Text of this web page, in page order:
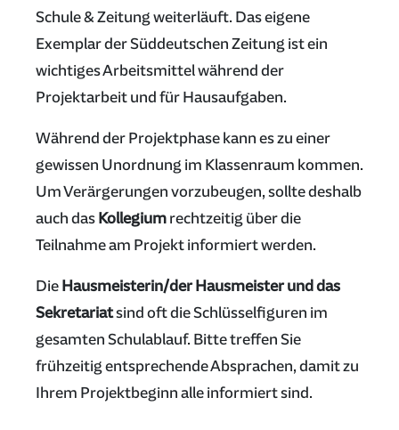
Schule & Zeitung weiterläuft. Das eigene
Exemplar der Süddeutschen Zeitung ist ein
wichtiges Arbeitsmittel während der
Projektarbeit und für Hausaufgaben.
Während der Projektphase kann es zu einer
gewissen Unordnung im Klassenraum kommen.
Um Verärgerungen vorzubeugen, sollte deshalb
auch das Kollegiumrechtzeitig über die
Teilnahme am Projekt informiert werden.
Die Hausmeisterin/der Hausmeister und das
Sekretariatsind oft die Schlüsselfiguren im
gesamten Schulablauf. Bitte treffen Sie
frühzeitig entsprechende Absprachen, damit zu
Ihrem Projektbeginn alle informiert sind.